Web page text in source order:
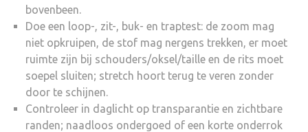
bovenbeen.
Doe een loop-, zit-, buk- en traptest: de zoom mag
niet opkruipen, de stof mag nergens trekken, er moet
ruimte zijn bij schouders/oksel/taille en de rits moet
soepel sluiten; stretch hoort terug te veren zonder
door te schijnen.
Controleer in daglicht op transparantie en zichtbare
randen; naadloos ondergoed of een korte onderrok